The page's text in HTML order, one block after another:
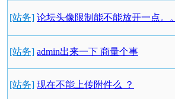
[站务] 论坛头像限制能不能放开一点。。
[站务] admin出来一下 商量个事
[站务] 现在不能上传附件么 ？